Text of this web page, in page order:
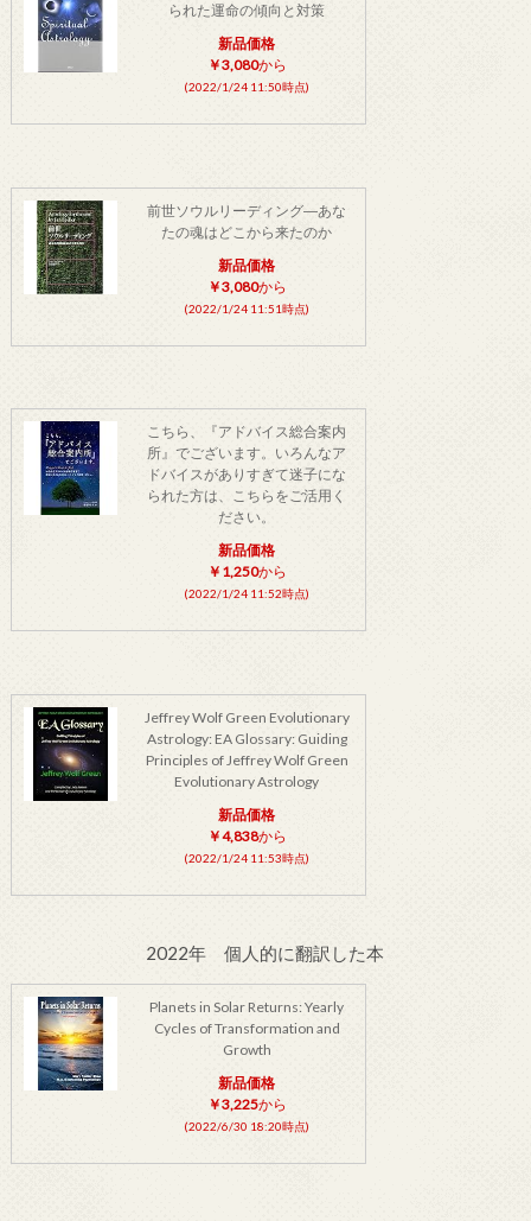
られた運命の傾向と対策
新品価格
￥3,080から
(2022/1/24 11:50時点)
前世ソウルリーディング―あな
たの魂はどこから来たのか
新品価格
￥3,080から
(2022/1/24 11:51時点)
こちら、『アドバイス総合案内
所』でございます。いろんなア
ドバイスがありすぎて迷子にな
られた方は、こちらをご活用く
ださい。
新品価格
￥1,250から
(2022/1/24 11:52時点)
Jeffrey Wolf Green Evolutionary
Astrology: EA Glossary: Guiding
Principles of Jeffrey Wolf Green
Evolutionary Astrology
新品価格
￥4,838から
(2022/1/24 11:53時点)
2022年 個人的に翻訳した本
Planets in Solar Returns: Yearly
Cycles of Transformation and
Growth
新品価格
￥3,225から
(2022/6/30 18:20時点)